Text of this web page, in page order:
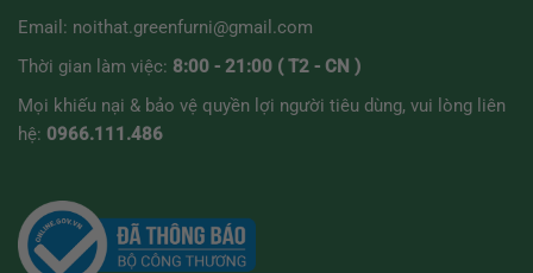
Email: noithat.greenfurni@gmail.com
Thời gian làm việc: 8:00 - 21:00 ( T2 - CN )
Mọi khiếu nại & bảo vệ quyền lợi người tiêu dùng, vui lòng liên
hệ: 0966.111.486